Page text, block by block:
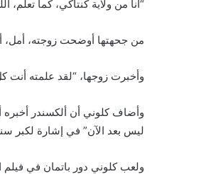
“أنا من ولاية كنتاكي، كما تعلم،
من جحهتها أوضحت زوجته، أمل،
وأخبرت زوجها، “لقد علمته أنت
وأضاف كلوني أن ألكسندر أخبره
ليس بعد الآن” في إشارة لكبر
ولعب كلوني دور باتمان في فيلم